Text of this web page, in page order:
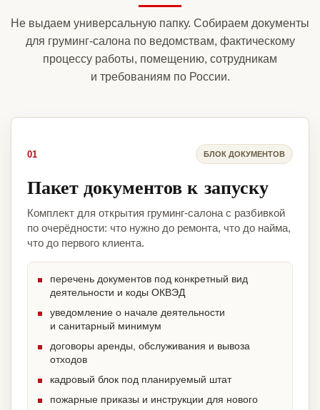
Не выдаем универсальную папку. Собираем документы
для груминг-салона по ведомствам, фактическому
процессу работы, помещению, сотрудникам
и требованиям по России.
01 БЛОК ДОКУМЕНТОВ
Пакет документов к запуску
Комплект для открытия груминг-салона с разбивкой
по очерёдности: что нужно до ремонта, что до найма,
что до первого клиента.
перечень документов под конкретный вид
деятельности и коды ОКВЭД
уведомление о начале деятельности
и санитарный минимум
договоры аренды, обслуживания и вывоза
отходов
кадровый блок под планируемый штат
пожарные приказы и инструкции для нового